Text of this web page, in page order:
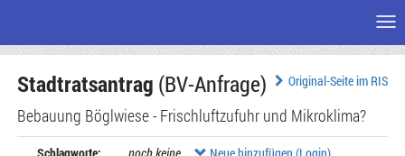
Seiteninhalt
Original-Seite im RIS
Stadtratsantrag (BV-Anfrage)
Bebauung Böglwiese - Frischluftzufuhr und Mikroklima?